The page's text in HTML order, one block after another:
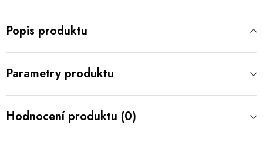
Popis produktu
Parametry produktu
Hodnocení produktu (0)